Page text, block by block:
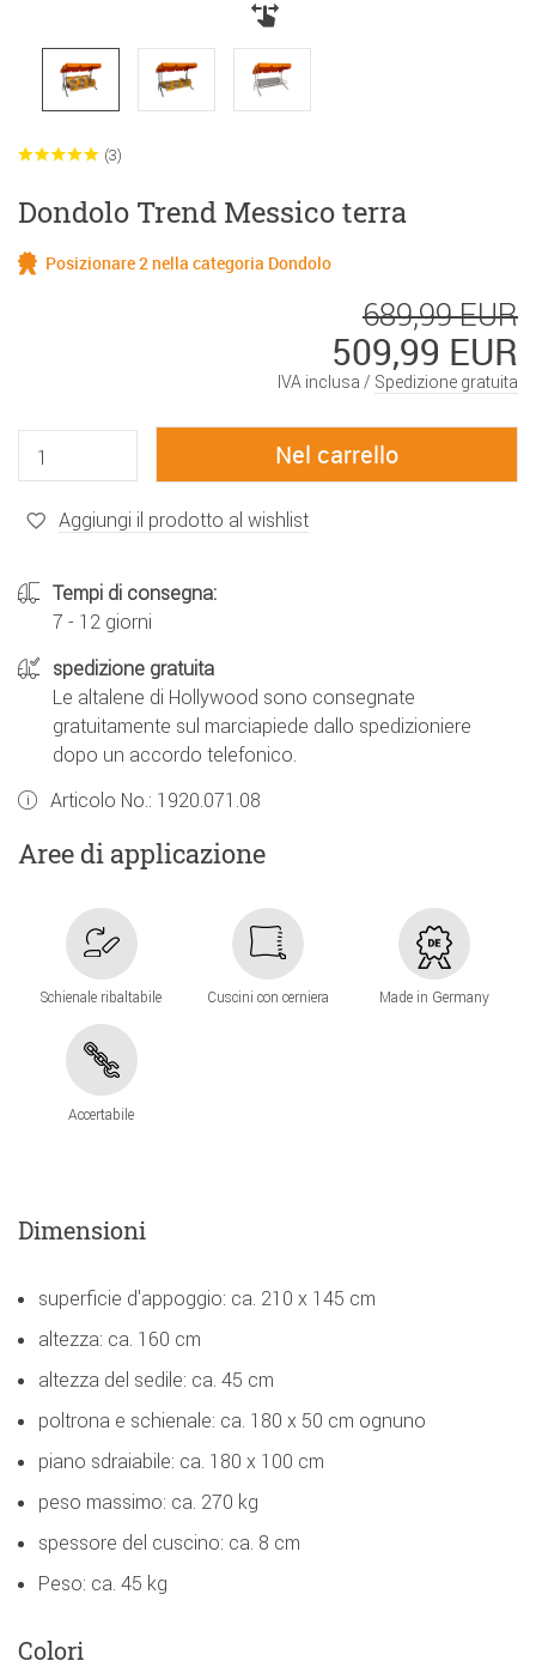
(3)
Dondolo Trend Messico terra
Posizionare 2 nella categoria Dondolo
689,99 EUR
509,99 EUR
IVA inclusa / Spedizione gratuita
Aggiungi il prodotto al wishlist
Tempi di consegna:
7 - 12 giorni
spedizione gratuita
Le altalene di Hollywood sono consegnate
gratuitamente sul marciapiede dallo spedizioniere
dopo un accordo telefonico.
Articolo No.: 1920.071.08
Aree di applicazione
Schienale ribaltabile Cuscini con cerniera Made in Germany
Accertabile
Dimensioni
superficie d'appoggio: ca. 210 x 145 cm
altezza: ca. 160 cm
altezza del sedile: ca. 45 cm
poltrona e schienale: ca. 180 x 50 cm ognuno
piano sdraiabile: ca. 180 x 100 cm
peso massimo: ca. 270 kg
spessore del cuscino: ca. 8 cm
Peso: ca. 45 kg
Colori